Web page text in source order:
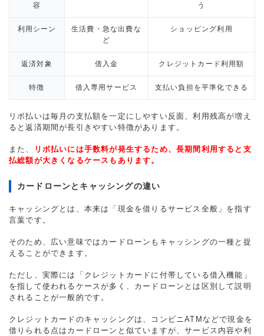
容
う
利用シーン
生活費・急な出費な
ど
ショッピング利用
返済対象 借入金 クレジットカード利用額
特徴 借入専用サービス 支払い負担を平準化できる
リボ払いは毎月の支払額を一定にしやすい反面、利用残高が増え
ると返済期間が長引きやすい特徴があります。
また、
リボ払いには手数料が発生するため、長期間利用すると支
払総額が大きくなるケースもあります。
カードローンとキャッシングの違い
キャッシングとは、本来は「現金を借りるサービス全般」を指す
言葉です。
そのため、広い意味ではカードローンもキャッシングの一種と捉
えることができます。
ただし、実際には「クレジットカードに付帯している借入機能」
を指して使われるケースが多く、カードローンとは区別して説明
されることが一般的です。
クレジットカードのキャッシングは、コンビニATMなどで現金を
借りられる点はカードローンと似ていますが、サービス内容や利